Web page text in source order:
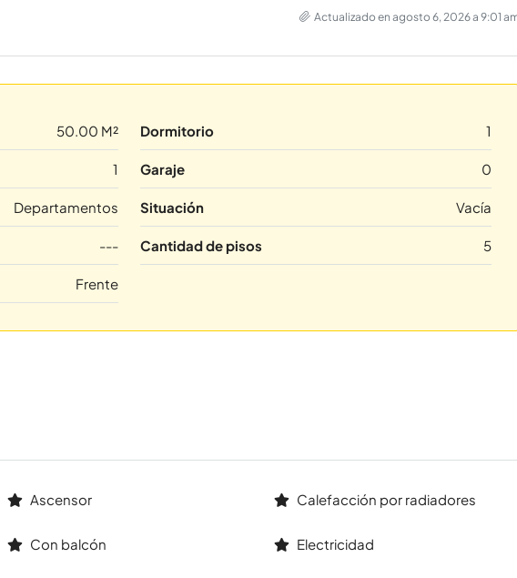
Actualizado en agosto 6, 2026 a 9:01
50.00 M² Dormitorio 1
1 Garaje 0
Departamentos Situación Vacía
--- Cantidad de pisos 5
Frente
Ascensor Calefacción por radiadores
Con balcón Electricidad